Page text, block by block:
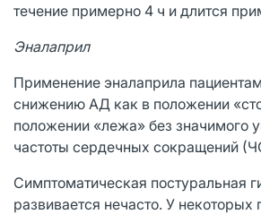
течение примерно 4 ч и длится
Эналаприл
Применение эналаприла
снижению АД как в положении
положении «лежа» без значимого
частоты сердечных сокращений
Симптоматическая постуральная
развивается нечасто. У некоторых